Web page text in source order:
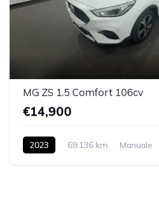
MG ZS 1.5 Comfort 106cv
€14,900
2023 69,136 km Manuale